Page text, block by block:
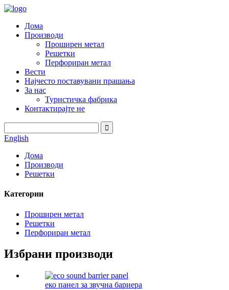
Дома
Производи
Проширен метал
Решетки
Перфориран метал
Вести
Најчесто поставувани прашања
За нас
Туристичка фабрика
Контактирајте не
English
Дома
Производи
Решетки
Категории
Проширен метал
Решетки
Перфориран метал
Избрани производи
еко панел за звучна бариера